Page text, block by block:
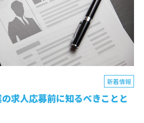
新着情報
求人応募前に知るべきことと